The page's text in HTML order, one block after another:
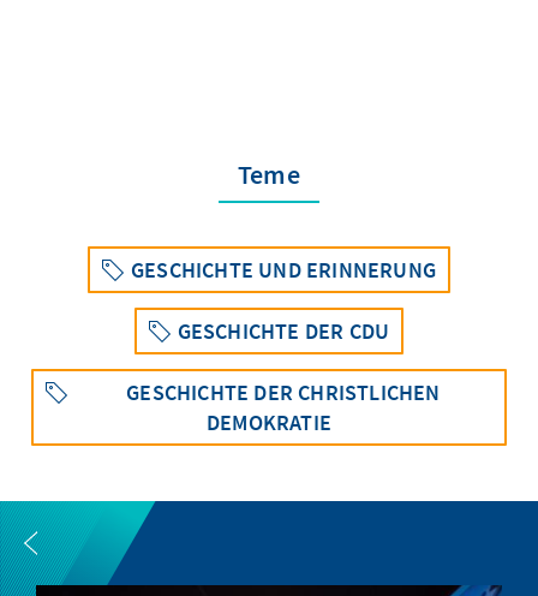
Teme
GESCHICHTE UND ERINNERUNG
GESCHICHTE DER CDU
GESCHICHTE DER CHRISTLICHEN
DEMOKRATIE